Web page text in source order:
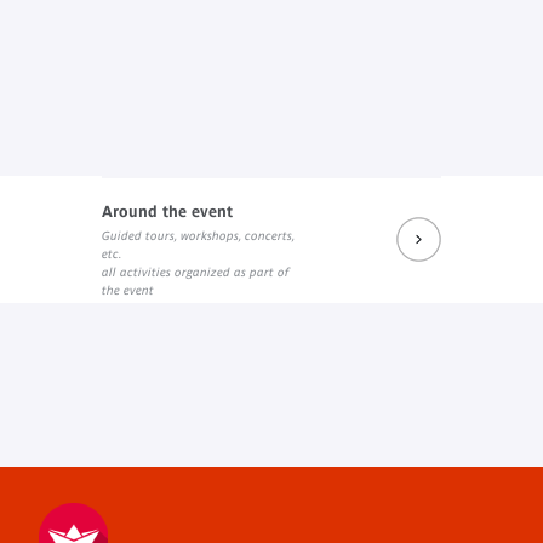
Around the event
Guided tours, workshops, concerts,
etc.
all activities organized as part of
the event